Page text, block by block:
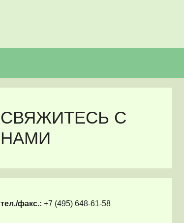
СВЯЖИТЕСЬ С
НАМИ
тел./факс.: +7 (495) 648-61-58